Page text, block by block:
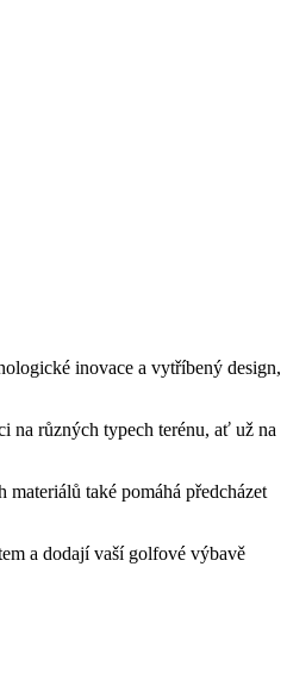
inovace a vytříbený design,
na různých typech terénu, ať už na
také pomáhá předcházet
a dodají vaší golfové výbavě